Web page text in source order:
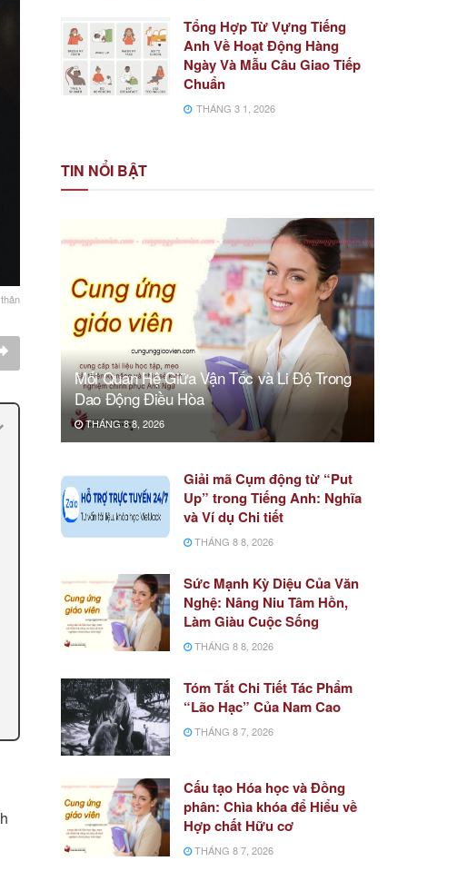
Tổng Hợp Từ Vựng Tiếng
Anh Về Hoạt Động Hàng
Ngày Và Mẫu Câu Giao Tiếp
Chuẩn
THÁNG 3 1, 2026
TIN NỔI BẬT
Mối Quan Hệ Giữa Vận Tốc và Li Độ Trong
Dao Động Điều Hòa
THÁNG 8 8, 2026
Giải mã Cụm động từ “Put
Up” trong Tiếng Anh: Nghĩa
và Ví dụ Chi tiết
THÁNG 8 8, 2026
Sức Mạnh Kỳ Diệu Của Văn
Nghệ: Nâng Niu Tâm Hồn,
Làm Giàu Cuộc Sống
THÁNG 8 8, 2026
Tóm Tắt Chi Tiết Tác Phẩm
“Lão Hạc” Của Nam Cao
THÁNG 8 7, 2026
Cấu tạo Hóa học và Đồng
phân: Chìa khóa để Hiểu về
Hợp chất Hữu cơ
THÁNG 8 7, 2026